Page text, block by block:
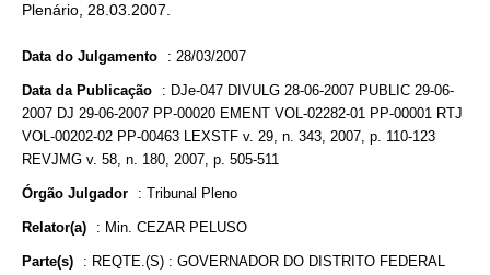
Plenário, 28.03.2007.
Data do Julgamento : 28/03/2007
Data da Publicação : DJe-047 DIVULG 28-06-2007 PUBLIC 29-06-
2007 DJ 29-06-2007 PP-00020 EMENT VOL-02282-01 PP-00001 RTJ
VOL-00202-02 PP-00463 LEXSTF v. 29, n. 343, 2007, p. 110-123
REVJMG v. 58, n. 180, 2007, p. 505-511
Órgão Julgador : Tribunal Pleno
Relator(a) : Min. CEZAR PELUSO
Parte(s) : REQTE.(S) : GOVERNADOR DO DISTRITO FEDERAL